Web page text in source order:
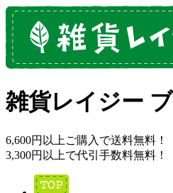
雑貨レイジー
6,600円以上ご購入で送料無料！
3,300円以上で代引手数料無料！